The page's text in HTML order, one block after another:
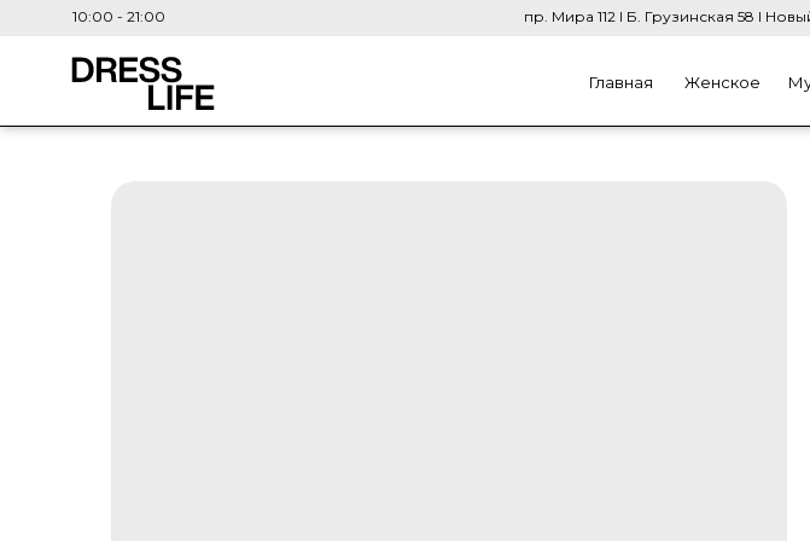
Главная Женское
10:00 - 21:00 пр. Мира 112 I Б. Грузинская 58 I